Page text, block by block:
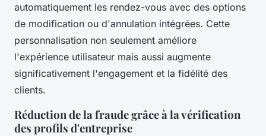
automatiquement les rendez-vous avec des options
de modification ou d'annulation intégrées. Cette
personnalisation non seulement améliore
l'expérience utilisateur mais aussi augmente
significativement l'engagement et la fidélité des
clients.
Réduction de la fraude grâce à la vérification
des profils d'entreprise